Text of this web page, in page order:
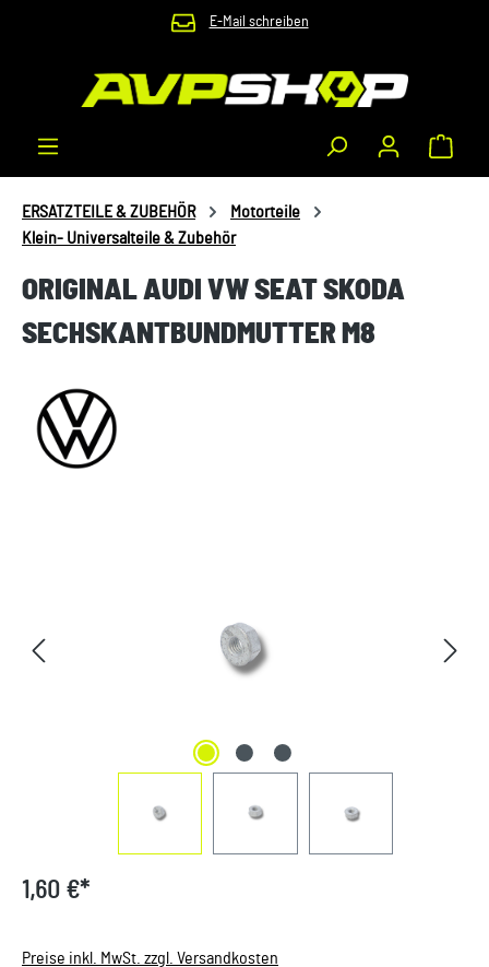
Zum Hauptinhalt springen E-Mail schreiben
ERSATZTEILE & ZUBEHÖR
Motorteile
Klein- Universalteile & Zubehör
ORIGINAL AUDI VW SEAT SKODA
SECHSKANTBUNDMUTTER M8
1,60 €*
Preise inkl. MwSt. zzgl. Versandkosten